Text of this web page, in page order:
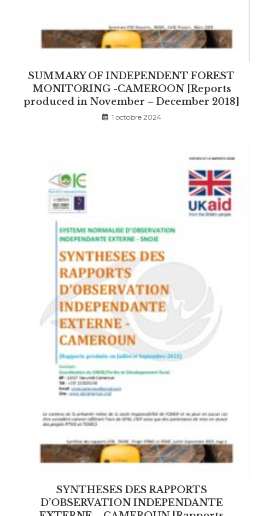
SUMMARY OF INDEPENDENT FOREST
MONITORING -CAMEROON [Reports
produced in November – December 2018]
1 octobre 2024
SYNTHESES DES RAPPORTS
D’OBSERVATION INDEPENDANTE